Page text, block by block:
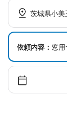
茨城県小美
依頼内容： 窓